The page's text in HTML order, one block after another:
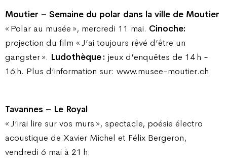
Moutier – Semaine du polar dans la ville de Moutier
« Polar au musée », mercredi 11 mai. Cinoche:
projection du film « J’ai toujours rêvé d’être un
gangster ». Ludothèque : jeux d’enquêtes de 14 h -
16 h. Plus d’information sur: www.musee-moutier.ch
Tavannes – Le Royal
« J’irai lire sur vos murs », spectacle, poésie électro
acoustique de Xavier Michel et Félix Bergeron,
vendredi 6 mai à 21 h.